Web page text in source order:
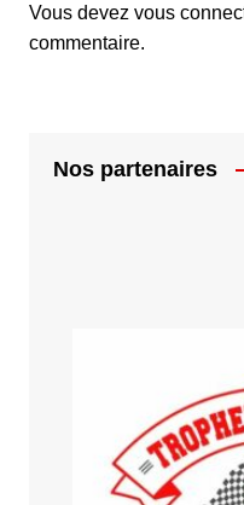
Vous devez vous
commentaire.
Nos partenaires